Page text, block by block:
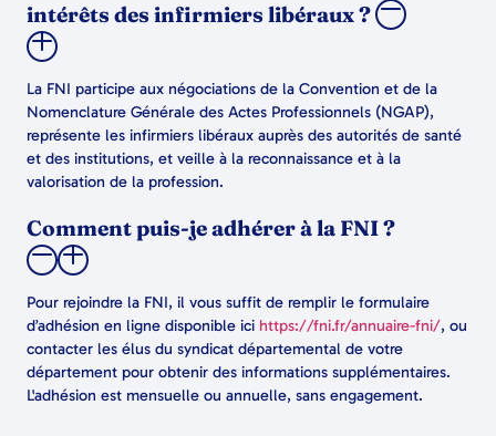
intérêts des infirmiers libéraux ?
La FNI participe aux négociations de la Convention et de la
Nomenclature Générale des Actes Professionnels (NGAP),
représente les infirmiers libéraux auprès des autorités de santé
et des institutions, et veille à la reconnaissance et à la
valorisation de la profession.
Comment puis-je adhérer à la FNI ?
Pour rejoindre la FNI, il vous suffit de remplir le formulaire
d’adhésion en ligne disponible ici https://fni.fr/annuaire-fni/, ou
contacter les élus du syndicat départemental de votre
département pour obtenir des informations supplémentaires.
L'adhésion est mensuelle ou annuelle, sans engagement.